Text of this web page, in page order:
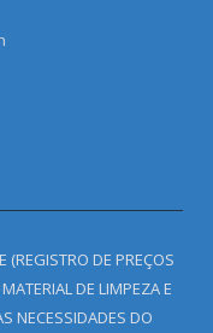
(REGISTRO DE PREÇOS
DE LIMPEZA E
NECESSIDADES DO